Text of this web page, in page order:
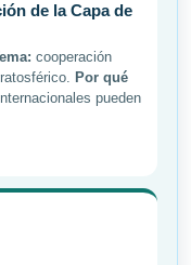
de la Capa de
cooperación
Por qué
pueden